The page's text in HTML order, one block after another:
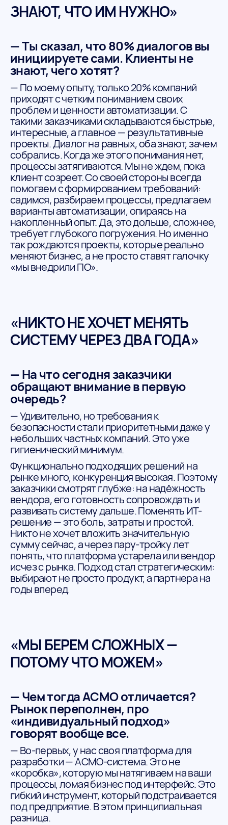
ЗНАЮТ, ЧТО ИМ НУЖНО»
— Ты сказал, что 80% диалогов вы
инициируете сами. Клиенты не
знают, чего хотят?
— По моему опыту, только 20% компаний
приходят с четким пониманием своих
проблем и ценности автоматизации. С
такими заказчиками складываются быстрые,
интересные, а главное — результативные
проекты. Диалог на равных, оба знают, зачем
собрались. Когда же этого понимания нет,
процессы затягиваются. Мы не ждем, пока
клиент созреет. Со своей стороны всегда
помогаем с формированием требований:
садимся, разбираем процессы, предлагаем
варианты автоматизации, опираясь на
накопленный опыт. Да, это дольше, сложнее,
требует глубокого погружения. Но именно
так рождаются проекты, которые реально
меняют бизнес, а не просто ставят галочку
«мы внедрили ПО».
«НИКТО НЕ ХОЧЕТ МЕНЯТЬ
СИСТЕМУ ЧЕРЕЗ ДВА ГОДА»
— На что сегодня заказчики
обращают внимание в первую
очередь?
— Удивительно, но требования к
безопасности стали приоритетными даже у
небольших частных компаний. Это уже
гигиенический минимум.
Функционально подходящих решений на
рынке много, конкуренция высокая. Поэтому
заказчики смотрят глубже: на надёжность
вендора, его готовность сопровождать и
развивать систему дальше. Поменять ИТ-
решение — это боль, затраты и простой.
Никто не хочет вложить значительную
сумму сейчас, а через пару-тройку лет
понять, что платформа устарела или вендор
исчез с рынка. Подход стал стратегическим:
выбирают не просто продукт, а партнера на
годы вперед.
«МЫ БЕРЕМ СЛОЖНЫХ —
ПОТОМУ ЧТО МОЖЕМ»
— Чем тогда АСМО отличается?
Рынок переполнен, про
«индивидуальный подход»
говорят вообще все.
— Во-первых, у нас своя платформа для
разработки — АСМО-система. Это не
«коробка», которую мы натягиваем на ваши
процессы, ломая бизнес под интерфейс. Это
гибкий инструмент, который подстраивается
под предприятие. В этом принципиальная
разница.